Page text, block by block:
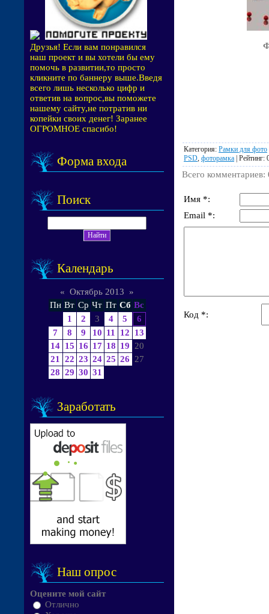
Друзья! Если вам понравился
наш проект и вы хотели бы ему
помочь в развитии,то просто
кликните по баннеру выше.Введя
всего лишь несколько цифр и
ответив на вопрос,вы поможете
нашему сайту,не потратив ни
копейки своих денег! Заранее
ОГРОМНОЕ спасибо!
Форма входа
Поиск
Календарь
« Октябрь 2013
»
Пн Вт Ср Чт Пт Сб Вс
1
2 3 4 5
6
7
8 9 10 11 12
13
14 15 16 17 18 19
20
21
22 23 24 25 26
27
28 29 30 31
Заработать
Наш опрос
Оцените мой сайт
Отлично
Категория: Рамки для фото
PSD фоторамка | Рейтинг:
Всего комментариев:
Имя *:
Email *:
Код *: